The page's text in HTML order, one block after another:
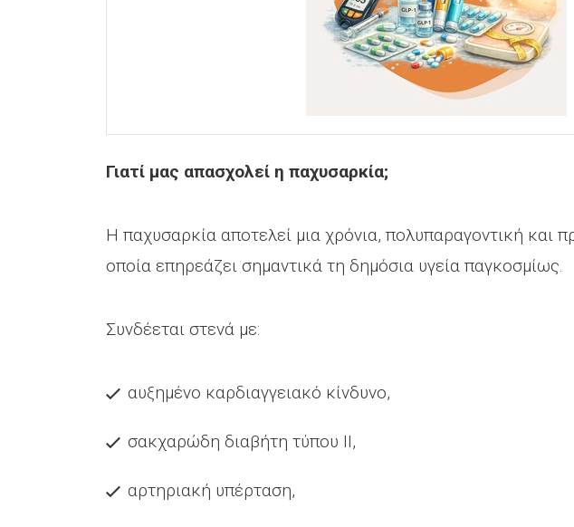
Γιατί μας απασχολεί η παχυσαρκία;
Η παχυσαρκία αποτελεί μια χρόνια, πολυπαραγοντική και
οποία επηρεάζει σημαντικά τη δημόσια υγεία παγκοσμίως.
Συνδέεται στενά με:
αυξημένο καρδιαγγειακό κίνδυνο,
σακχαρώδη διαβήτη τύπου II,
αρτηριακή υπέρταση,